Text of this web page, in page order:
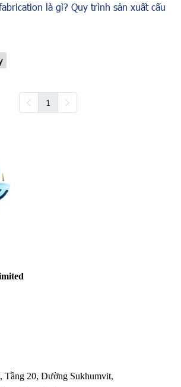
là gì? Quy trình sản xuất cấu
1
Tầng 20, Đường Sukhumvit,